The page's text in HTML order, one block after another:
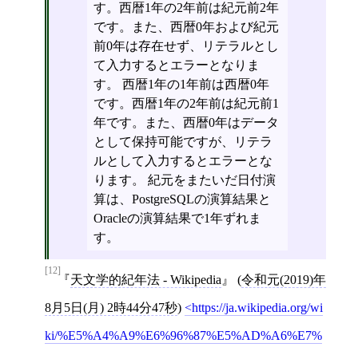
す。西暦1年の2年前は紀元前2年
です。また、西暦0年および紀元
前0年は存在せず、リテラルとし
て入力するとエラーとなりま
す。 西暦1年の1年前は西暦0年
です。西暦1年の2年前は紀元前1
年です。また、西暦0年はデータ
として保持可能ですが、リテラ
ルとして入力するとエラーとな
ります。 紀元をまたいだ日付演
算は、PostgreSQLの演算結果と
Oracleの演算結果で1年ずれま
す。
[12]
天文学的紀年法 - Wikipedia (令和元(2019)年
8月5日(月) 2時44分47秒) https://ja.wikipedia.org/wi
ki/%E5%A4%A9%E6%96%87%E5%AD%A6%E7%